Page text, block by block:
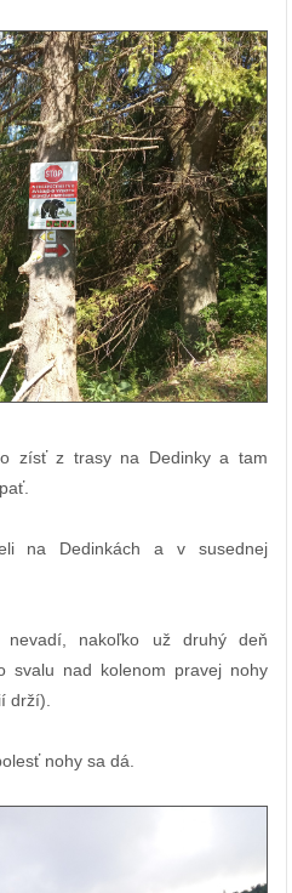
zísť z trasy na Dedinky a tam
na Dedinkách a v susednej
nevadí, nakoľko už druhý deň
svalu nad kolenom pravej nohy
drží).
nohy sa dá.